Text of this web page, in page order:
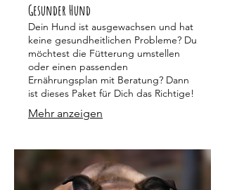
Gesunder Hund
Dein Hund ist ausgewachsen und hat
keine gesundheitlichen Probleme? Du
möchtest die Fütterung umstellen
oder einen passenden
Ernährungsplan mit Beratung? Dann
ist dieses Paket für Dich das Richtige!
Mehr anzeigen